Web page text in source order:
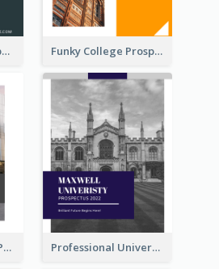
School Of Art Prospectus Funky College Prospectus
School Of Science Prospectus Professional University Prospectus